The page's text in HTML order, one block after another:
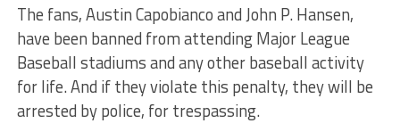
The fans, Austin Capobianco and John P. Hansen,
have been banned from attending Major League
Baseball stadiums and any other baseball activity
for life. And if they violate this penalty, they will be
arrested by police, for trespassing.